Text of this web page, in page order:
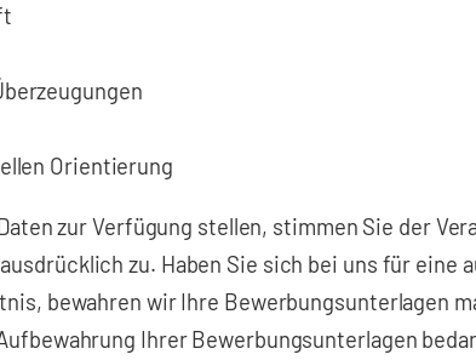
Orientierung
zur Verfügung stellen, stimmen Sie der
zu. Haben Sie sich bei uns für eine
bewahren wir Ihre Bewerbungsunterlagen
Ihrer Bewerbungsunterlagen